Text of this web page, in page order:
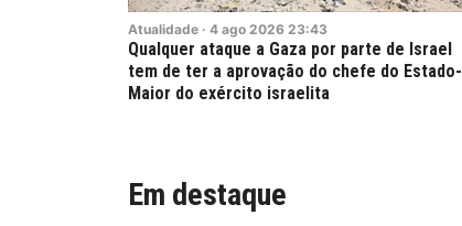
Atualidade · 4 ago 2026 23:43
Qualquer ataque a Gaza por parte de Israel
tem de ter a aprovação do chefe do Estado-
Maior do exército israelita
Em destaque